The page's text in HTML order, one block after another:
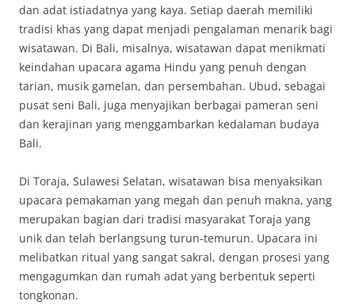
dan adat istiadatnya yang kaya. Setiap daerah memiliki
tradisi khas yang dapat menjadi pengalaman menarik bagi
wisatawan. Di Bali, misalnya, wisatawan dapat menikmati
keindahan upacara agama Hindu yang penuh dengan
tarian, musik gamelan, dan persembahan. Ubud, sebagai
pusat seni Bali, juga menyajikan berbagai pameran seni
dan kerajinan yang menggambarkan kedalaman budaya
Bali.
Di Toraja, Sulawesi Selatan, wisatawan bisa menyaksikan
upacara pemakaman yang megah dan penuh makna, yang
merupakan bagian dari tradisi masyarakat Toraja yang
unik dan telah berlangsung turun-temurun. Upacara ini
melibatkan ritual yang sangat sakral, dengan prosesi yang
mengagumkan dan rumah adat yang berbentuk seperti
tongkonan.